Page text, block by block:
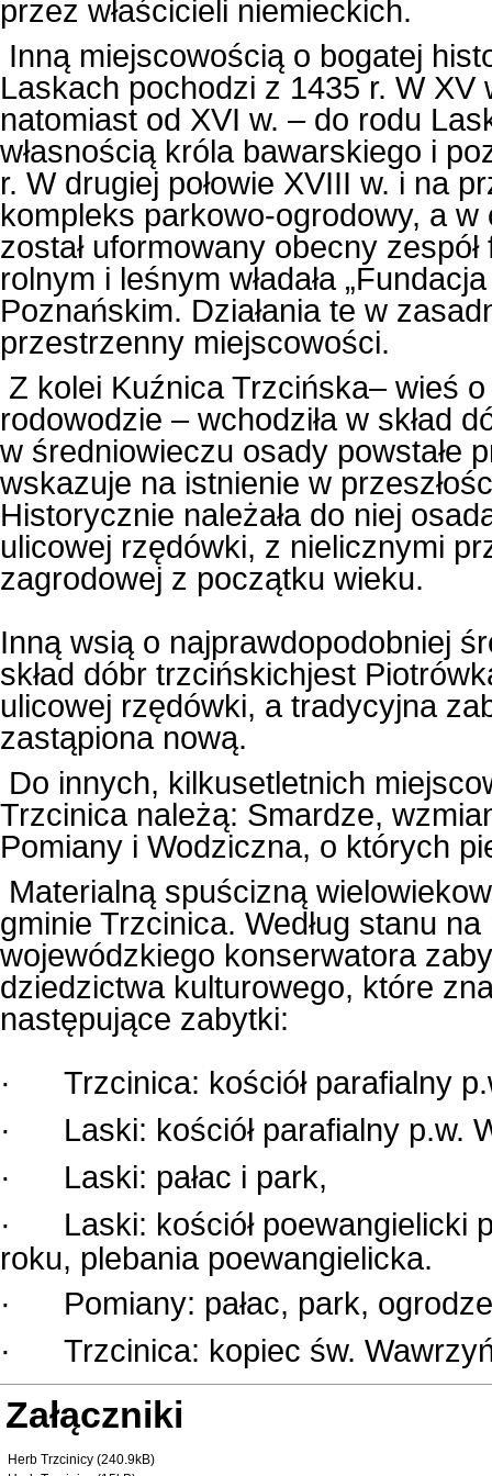
przez właścicieli niemieckich.
Inną miejscowością o bogatej
Laskach pochodzi z 1435 r. W XV
natomiast od XVI w. – do rodu
własnością króla bawarskiego i
r. W drugiej połowie XVIII w. i na
kompleks parkowo-ogrodowy, a w
został uformowany obecny
rolnym i leśnym władała
Poznańskim. Działania te w
przestrzenny miejscowości.
Z kolei Kuźnica Trzcińska– wieś
rodowodzie – wchodziła w skład
w średniowieczu osady powstałe
wskazuje na istnienie w
Historycznie należała do niej
ulicowej rzędówki, z nielicznymi
zagrodowej z początku wieku.
Inną wsią o najprawdopodobniej
skład dóbr trzcińskichjest
ulicowej rzędówki, a tradycyjna
zastąpiona nową.
Do innych, kilkusetletnich
Trzcinica należą: Smardze,
Pomiany i Wodziczna, o których
Materialną spuścizną
gminie Trzcinica. Według stanu
wojewódzkiego konserwatora
dziedzictwa kulturowego, które
następujące zabytki:
·
Trzcinica: kościół parafialny
·
Laski: kościół parafialny p.w.
·
Laski: pałac i park,
·
Laski: kościół poewangielicki
roku, plebania poewangielicka.
·
Pomiany: pałac, park,
·
Trzcinica: kopiec św.
Załączniki
Herb Trzcinicy (240.9kB)